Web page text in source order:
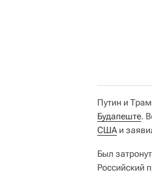
Путин и
Будапеште.
США и
Был
Российский